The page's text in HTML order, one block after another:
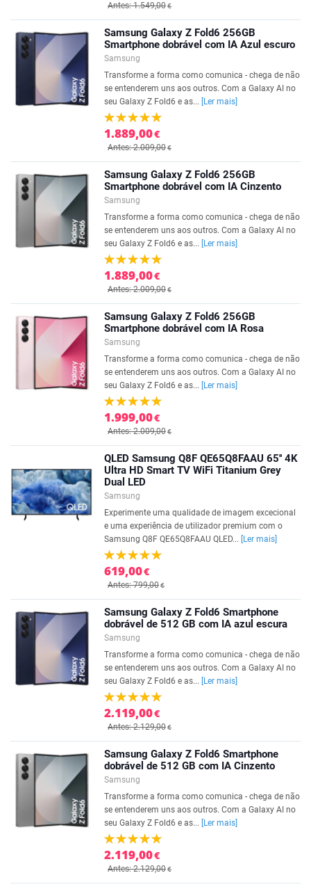
Antes: 1.549,00€
Samsung Galaxy Z Fold6 256GB
Smartphone dobrável com IA Azul escuro
Samsung
Transforme a forma como comunica - chega de não
se entenderem uns aos outros. Com a Galaxy AI no
seu Galaxy Z Fold6 e as...
[Ler mais]
1.889,00€
Antes: 2.009,00€
Samsung Galaxy Z Fold6 256GB
Smartphone dobrável com IA Cinzento
Samsung
Transforme a forma como comunica - chega de não
se entenderem uns aos outros. Com a Galaxy AI no
seu Galaxy Z Fold6 e as...
[Ler mais]
1.889,00€
Antes: 2.009,00€
Samsung Galaxy Z Fold6 256GB
Smartphone dobrável com IA Rosa
Samsung
Transforme a forma como comunica - chega de não
se entenderem uns aos outros. Com a Galaxy AI no
seu Galaxy Z Fold6 e as...
[Ler mais]
1.999,00€
Antes: 2.009,00€
QLED Samsung Q8F QE65Q8FAAU 65'' 4K
Ultra HD Smart TV WiFi Titanium Grey
Dual LED
Samsung
Experimente uma qualidade de imagem excecional
e uma experiência de utilizador premium com o
Samsung Q8F QE65Q8FAAU QLED...
[Ler mais]
619,00€
Antes: 799,00€
Samsung Galaxy Z Fold6 Smartphone
dobrável de 512 GB com IA azul escura
Samsung
Transforme a forma como comunica - chega de não
se entenderem uns aos outros. Com a Galaxy AI no
seu Galaxy Z Fold6 e as...
[Ler mais]
2.119,00€
Antes: 2.129,00€
Samsung Galaxy Z Fold6 Smartphone
dobrável de 512 GB com IA Cinzento
Samsung
Transforme a forma como comunica - chega de não
se entenderem uns aos outros. Com a Galaxy AI no
seu Galaxy Z Fold6 e as...
[Ler mais]
2.119,00€
Antes: 2.129,00€